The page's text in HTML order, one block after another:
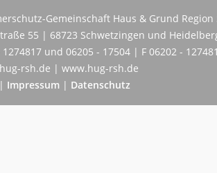
Gemeinschaft Haus & Grund
55 | 68723 Schwetzingen und
1274817 und 06205 - 17504 | F 06202 -
rsh.de | www.hug-rsh.de
| Impressum | Datenschutz